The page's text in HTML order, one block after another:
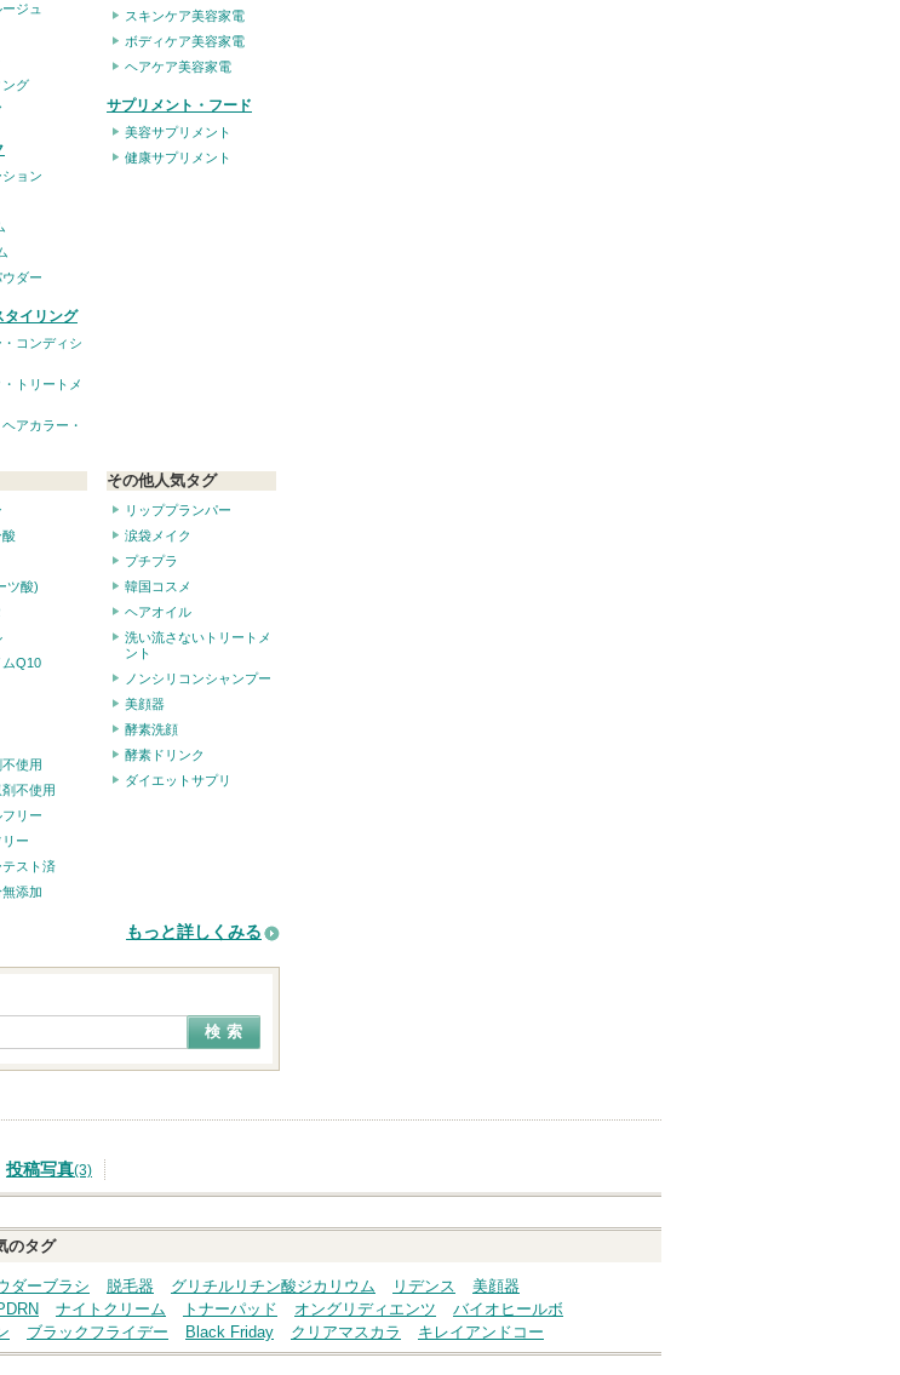
ジュ
ング
ョン
ダー
タイリング
コンディシ
トリートメ
アカラー・
スキンケア美容家電
ボディケア美容家電
ヘアケア美容家電
サプリメント・フード
美容サプリメント
健康サプリメント
ツ酸)
ムQ10
使用
不使用
リー
ー
スト済
無添加
その他人気タグ
リッププランパー
涙袋メイク
プチプラ
韓国コスメ
ヘアオイル
洗い流さないトリートメ
ント
ノンシリコンシャンプー
美顔器
酵素洗顔
酵素ドリンク
ダイエットサプリ
もっと詳しくみる
投稿写真(3)
のタグ
ダーブラシ 脱毛器 グリチルリチン酸ジカリウム リデンス
美顔器
ナイトクリーム トナーパッド オングリディエンツ
バイオヒールボ
ブラックフライデー Black Friday クリアマスカラ キレイアンドコー